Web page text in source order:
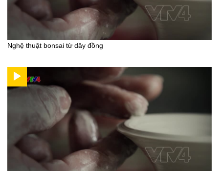
Nghệ thuật bonsai từ dây đồng